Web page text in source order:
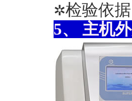
✲检验依
5、 主机